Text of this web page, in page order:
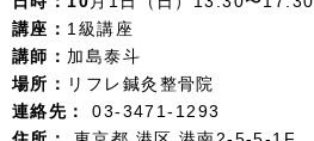
講座： 1級講座
講師： 加島泰斗
場所： リフレ鍼灸整骨院
連絡先：
03-3471-1293